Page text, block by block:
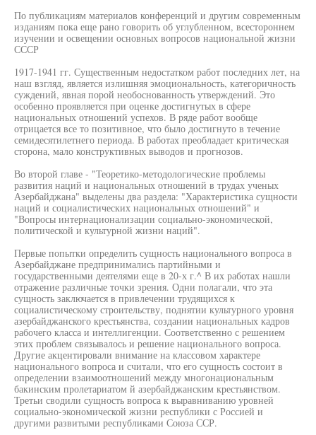
По публикациям материалов конференций и другим современным
изданиям пока еще рано говорить об углубленном, всестороннем
изучении и освещении основных вопросов национальной жизни
СССР
1917-1941 гг. Существенным недостатком работ последних лет, на
наш взгляд, является излишняя эмоциональность, категоричность
суждений, явная порой необоснованность утверждений. Это
особенно проявляется при оценке достигнутых в сфере
национальных отношений успехов. В ряде работ вообще
отрицается все то позитивное, что было достигнуто в течение
семидесятилетнего периода. В работах преобладает критическая
сторона, мало конструктивных выводов и прогнозов.
Во второй главе - "Теоретико-методологические проблемы
развития наций и национальных отношений в трудах ученых
Азербайджана" выделены два раздела: "Характеристика сущности
наций и социалистических национальных отношений" и
"Вопросы интернационализации социально-экономической,
политической и культурной жизни наций".
Первые попытки определить сущность национального вопроса в
Азербайджане предпринимались партийными и
государственными деятелями еще в 20-х г.^ В их работах нашли
отражение различные точки зрения. Одни полагали, что эта
сущность заключается в привлечении трудящихся к
социалистическому строительству, поднятии культурного уровня
азербайджанского крестьянства, создании национальных кадров
рабочего класса и интеллигенции. Соответственно с решением
этих проблем связывалось и решение национального вопроса.
Другие акцентировали внимание на классовом характере
национального вопроса и считали, что его сущность состоит в
определении взаимоотношений между многонациональным
бакинским пролетариатом й азербайджанским крестьянством.
Третьи сводили сущность вопроса к выравниванию уровней
социально-экономической жизни республики с Россией и
другими развитыми республиками Союза ССР.